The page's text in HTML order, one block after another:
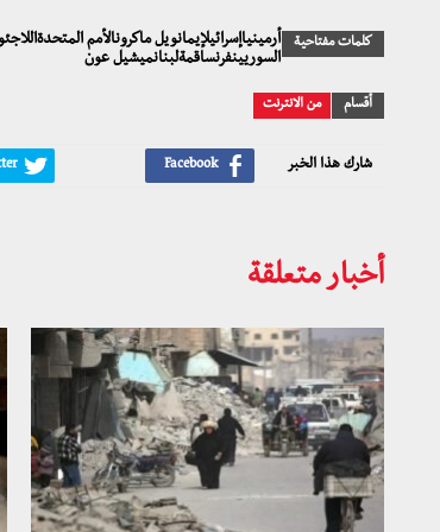
كلمات مفتاحية
أرمينياإسرائيلإيمانويل ماكرونالأمم
السوريينفرنساقمةلبنانميشيل عون
أقسام من الانترنت
شارك هذا الخبر
أخبار متعلقة